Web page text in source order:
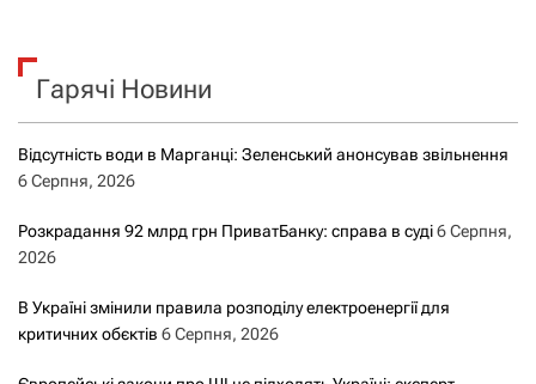
Гарячі Новини
Відсутність води в Марганці: Зеленський анонсував звільнення
6 Серпня, 2026
Розкрадання 92 млрд грн ПриватБанку: справа в суді6 Серпня,
2026
В Україні змінили правила розподілу електроенергії для
критичних обєктів 6 Серпня, 2026